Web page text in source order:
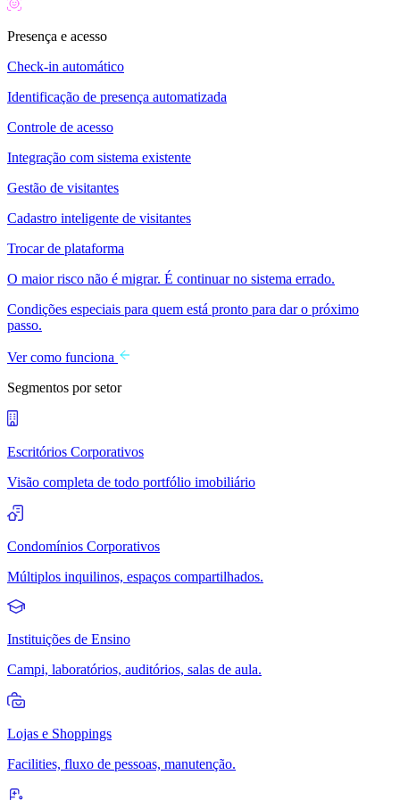
Presença e acesso
Check-in automático
Identificação de presença automatizada
Controle de acesso
Integração com sistema existente
Gestão de visitantes
Cadastro inteligente de visitantes
Trocar de plataforma
O maior risco não é migrar. É continuar no sistema errado.
Condições especiais para quem está pronto para dar o próximo
passo.
Ver como funciona
Segmentos por setor
Escritórios Corporativos
Visão completa de todo portfólio imobiliário
Condomínios Corporativos
Múltiplos inquilinos, espaços compartilhados.
Instituições de Ensino
Campi, laboratórios, auditórios, salas de aula.
Lojas e Shoppings
Facilities, fluxo de pessoas, manutenção.